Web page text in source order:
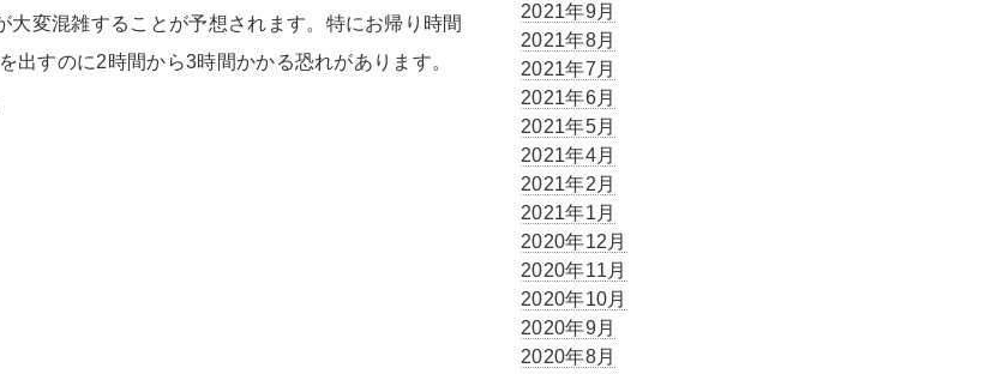
変混雑することが予想されます。特にお帰り時間
出すのに2時間から3時間かかる恐れがあります。
2021年9月
2021年8月
2021年7月
2021年6月
2021年5月
2021年4月
2021年2月
2021年1月
2020年12月
2020年11月
2020年10月
2020年9月
2020年8月